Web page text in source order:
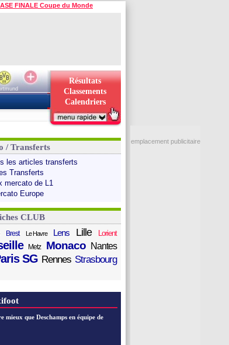
FINALE Coupe du Monde
Résultats
Classements
Calendriers
/ Transferts
les articles transferts
Transferts
mercato de L1
Europe
CLUB
Brest Le Havre Lens Lille Lorient
Metz Monaco Nantes
SG Rennes Strasbourg
mieux que Deschamps en équipe de
emplacement publicitaire